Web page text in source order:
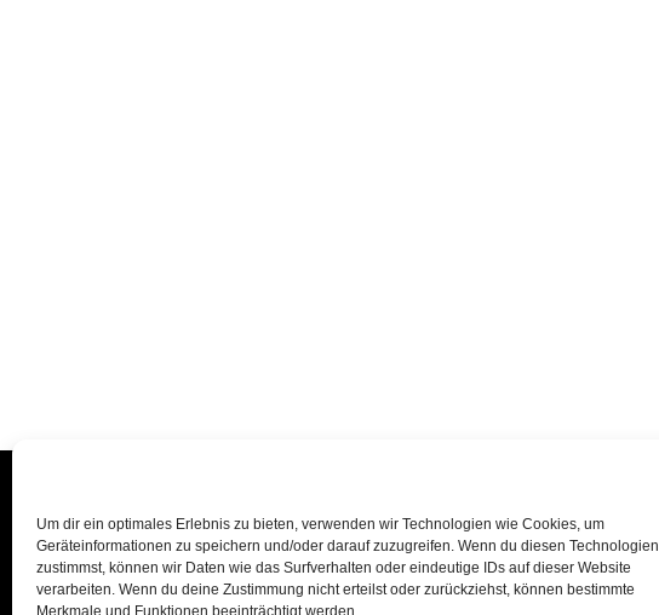
Um dir ein optimales Erlebnis zu bieten, verwenden wir Technologien wie Cookies, um
Geräteinformationen zu speichern und/oder darauf zuzugreifen. Wenn du diesen Technologien
zustimmst, können wir Daten wie das Surfverhalten oder eindeutige IDs auf dieser Website
verarbeiten. Wenn du deine Zustimmung nicht erteilst oder zurückziehst, können bestimmte
Merkmale und Funktionen beeinträchtigt werden.